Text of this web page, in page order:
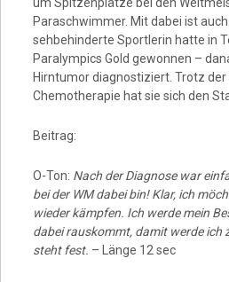
Paraschwimmer. Mit dabei ist
sehbehinderte Sportlerin hatte in
Paralympics Gold gewonnen –
Hirntumor diagnostiziert. Trotz
Chemotherapie hat sie sich den
Beitrag:
O-Ton: Nach der Diagnose war
bei der WM dabei bin! Klar, ich
wieder kämpfen. Ich werde mein
dabei rauskommt, damit werde ich
steht fest. – Länge 12 sec